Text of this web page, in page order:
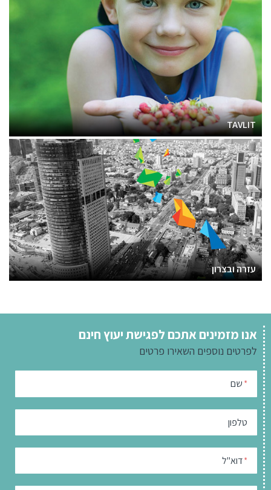
TAVLIT
עזרה ובצרון
אנו מזמינים אתכם לפגישת יעוץ חינם
לפרטים נוספים השאירו פרטים
* שם
טלפון
*דוא"ל